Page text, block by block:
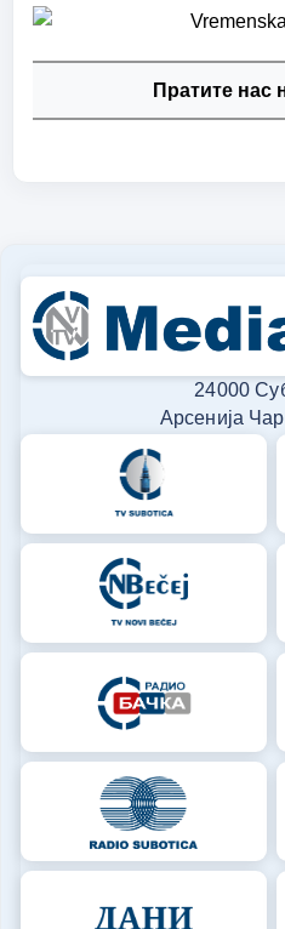
Пратите нас
24000
Арсенија